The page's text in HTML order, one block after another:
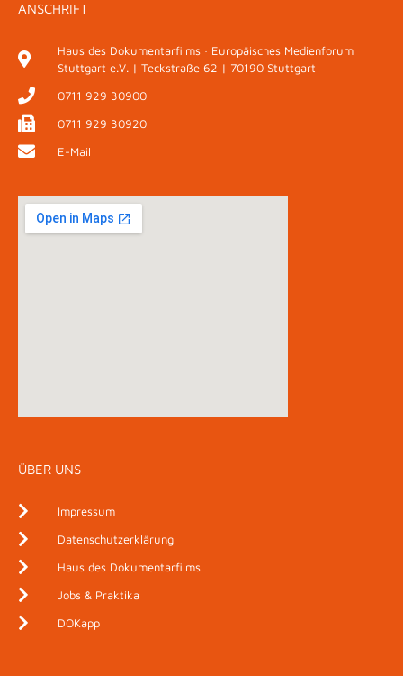
ANSCHRIFT
Haus des Dokumentarfilms · Europäisches Medienforum
Stuttgart e.V. | Teckstraße 62 | 70190 Stuttgart
0711 929 30900
0711 929 30920
E-Mail
ÜBER UNS
Impressum
Datenschutzerklärung
Haus des Dokumentarfilms
Jobs & Praktika
DOKapp